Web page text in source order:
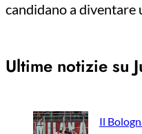
candidano a
Ultime notizie su
Il